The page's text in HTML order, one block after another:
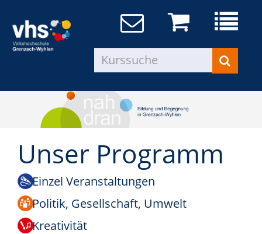
Unser Programm
Einzel Veranstaltungen
Politik, Gesellschaft, Umwelt
Kreativität